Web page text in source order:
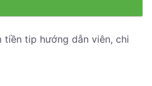
tip hướng dẫn viên, chi